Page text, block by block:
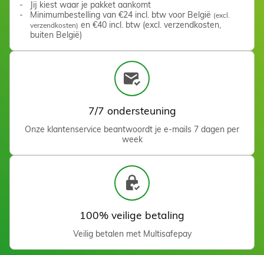
Fraise flamme courte
Crabure Silicium
Jij kiest waar je pakket aankomt
Minimumbestelling van €24 incl. btw voor België (excl.
verzendkosten) en €40 incl. btw (excl. verzendkosten,
buiten België)
7/7 ondersteuning
Onze klantenservice beantwoordt je e-mails 7 dagen per
week
100% veilige betaling
Veilig betalen met Multisafepay